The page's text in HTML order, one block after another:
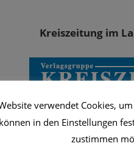
Kreiszeitung im
verwendet Cookies,
in den Einstellungen
zustimmen